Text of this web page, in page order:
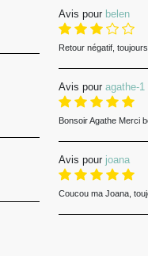
Avis pour belen
Retour négatif,
Avis pour agathe-1
Bonsoir Agathe Merci
Avis pour joana
Coucou ma Joana,